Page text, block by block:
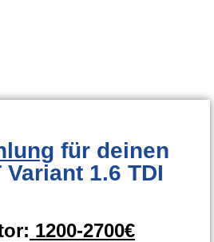
für deinen
Variant 1.6 TDI
1200-2700€